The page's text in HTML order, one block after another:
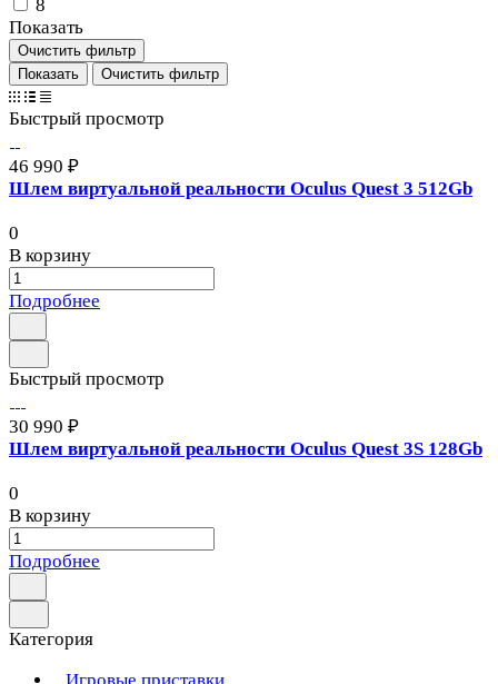
8
Показать
Очистить фильтр
Очистить фильтр
Быстрый просмотр
46 990 ₽
Шлем виртуальной реальности Oculus Quest 3 512Gb
0
В корзину
Подробнее
Быстрый просмотр
30 990 ₽
Шлем виртуальной реальности Oculus Quest 3S 128Gb
0
В корзину
Подробнее
Категория